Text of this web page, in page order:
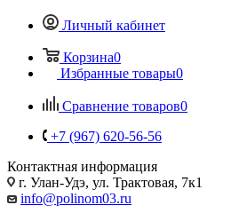
Личный кабинет
Корзина0
Избранные товары0
Сравнение товаров0
+7 (967) 620-56-56
Контактная информация
г. Улан-Удэ, ул. Трактовая, 7к1
info@polinom03.ru